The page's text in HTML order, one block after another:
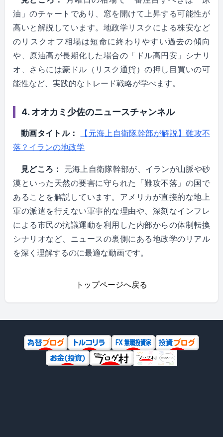
油」のチャートであり、窓を開けて上昇する可能性が
高いと解説しています。地政学リスクによる株安など
のリスクオフ相場は短命に終わりやすい過去の傾向
や、原油高が長期化した場合の「ドル高円安」シナリ
オ、さらには豪ドル（リスク通貨）の押し目買いの可
能性など、実践的なトレード戦略が学べます。
4. オオカミ少佐のニュースチャンネル
動画タイトル：
【元海上自衛隊幹部が解説】難攻不
落？イランの地政学
見どころ：
元海上自衛隊幹部が、イランが山脈や砂
漠といった天然の要害に守られた「難攻不落」の国で
あることを解説しています。アメリカが直接的な地上
軍の派遣を行えない軍事的な理由や、深刻なインフレ
による市民の抗議運動を利用した内部からの体制転換
シナリオなど、ニュースの裏側にある地政学のリアル
を深く理解するのに最適な動画です。
トップページへ戻る